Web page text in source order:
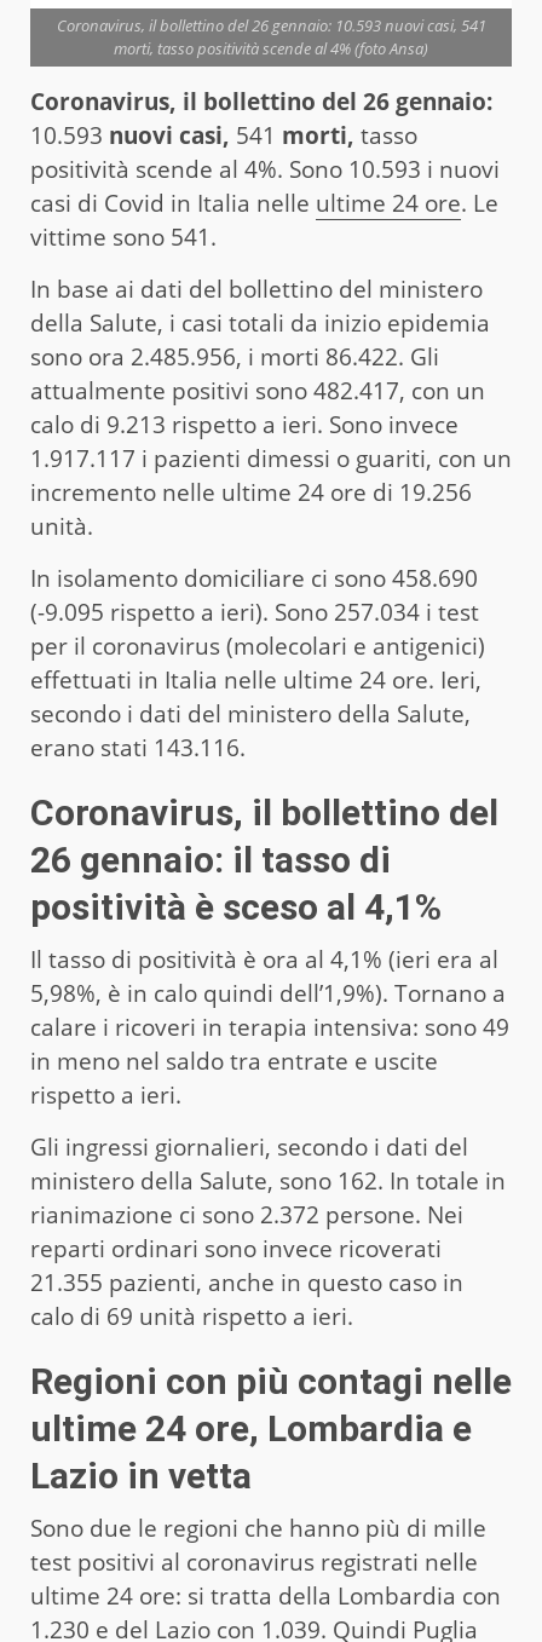
Coronavirus, il bollettino del 26 gennaio: 10.593 nuovi casi, 541
morti, tasso positività scende al 4% (foto Ansa)
Coronavirus, il bollettino del 26 gennaio:
10.593 nuovi casi, 541 morti, tasso
positività scende al 4%. Sono 10.593 i nuovi
casi di Covid in Italia nelle ultime 24 ore. Le
vittime sono 541.
In base ai dati del bollettino del ministero
della Salute, i casi totali da inizio epidemia
sono ora 2.485.956, i morti 86.422. Gli
attualmente positivi sono 482.417, con un
calo di 9.213 rispetto a ieri. Sono invece
1.917.117 i pazienti dimessi o guariti, con un
incremento nelle ultime 24 ore di 19.256
unità.
In isolamento domiciliare ci sono 458.690
(-9.095 rispetto a ieri). Sono 257.034 i test
per il coronavirus (molecolari e antigenici)
effettuati in Italia nelle ultime 24 ore. Ieri,
secondo i dati del ministero della Salute,
erano stati 143.116.
Coronavirus, il bollettino del
26 gennaio: il tasso di
positività è sceso al 4,1%
Il tasso di positività è ora al 4,1% (ieri era al
5,98%, è in calo quindi dell’1,9%). Tornano a
calare i ricoveri in terapia intensiva: sono 49
in meno nel saldo tra entrate e uscite
rispetto a ieri.
Gli ingressi giornalieri, secondo i dati del
ministero della Salute, sono 162. In totale in
rianimazione ci sono 2.372 persone. Nei
reparti ordinari sono invece ricoverati
21.355 pazienti, anche in questo caso in
calo di 69 unità rispetto a ieri.
Regioni con più contagi nelle
ultime 24 ore, Lombardia e
Lazio in vetta
Sono due le regioni che hanno più di mille
test positivi al coronavirus registrati nelle
ultime 24 ore: si tratta della Lombardia con
1.230 e del Lazio con 1.039. Quindi Puglia